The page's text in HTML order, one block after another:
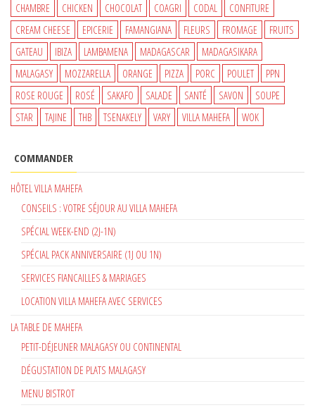
CHAMBRE
CHICKEN CHOCOLAT COAGRI CODAL
CONFITURE
CREAM CHEESE
EPICERIE FAMANGIANA FLEURS FROMAGE
FRUITS
GATEAU
IBIZA LAMBAMENA MADAGASCAR
MADAGASIKARA
MALAGASY
MOZZARELLA ORANGE PIZZA PORC POULET
PPN
ROSE ROUGE
ROSÉ SAKAFO SALADE SANTÉ SAVON
SOUPE
STAR
TAJINE THB TSENAKELY VARY VILLA MAHEFA WOK
COMMANDER
HÔTEL VILLA MAHEFA
CONSEILS : VOTRE SÉJOUR AU VILLA MAHEFA
SPÉCIAL WEEK-END (2J-1N)
SPÉCIAL PACK ANNIVERSAIRE (1J OU 1N)
SERVICES FIANCAILLES & MARIAGES
LOCATION VILLA MAHEFA AVEC SERVICES
LA TABLE DE MAHEFA
PETIT-DÉJEUNER MALAGASY OU CONTINENTAL
DÉGUSTATION DE PLATS MALAGASY
MENU BISTROT